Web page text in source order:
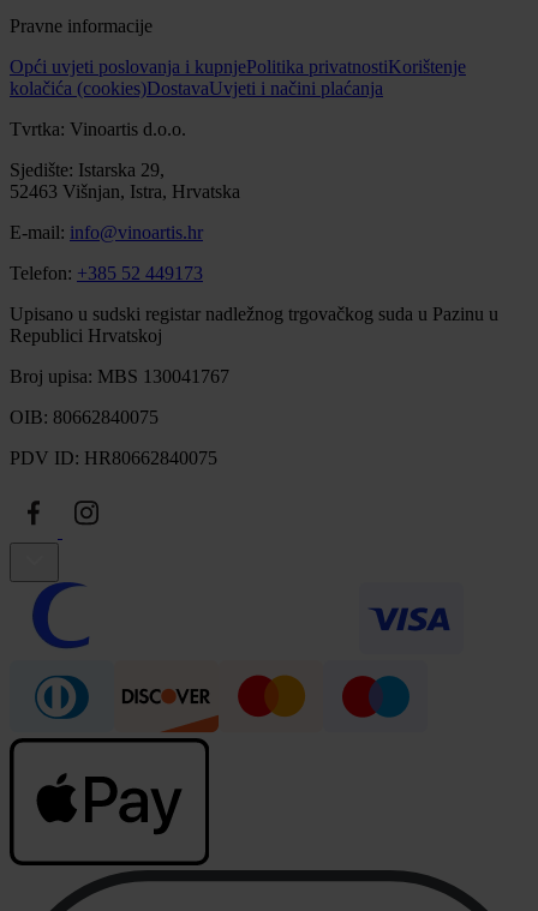
Pravne informacije
Opći uvjeti poslovanja i kupnjePolitika privatnostiKorištenje
kolačića (cookies)DostavaUvjeti i načini plaćanja
Tvrtka: Vinoartis d.o.o.
Sjedište: Istarska 29,
52463 Višnjan, Istra, Hrvatska
E-mail: info@vinoartis.hr
Telefon: +385 52 449173
Upisano u sudski registar nadležnog trgovačkog suda u Pazinu u
Republici Hrvatskoj
Broj upisa: MBS 130041767
OIB: 80662840075
PDV ID: HR80662840075